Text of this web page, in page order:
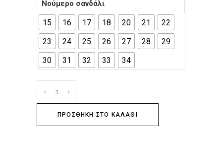
Νούμερο σανδάλι
15 16 17 18 20 21
22
23
24 25 26 27 28
29
30
31 32 33 34
ΠΡΟΣΘΉΚΗ ΣΤΟ ΚΑΛΆΘΙ